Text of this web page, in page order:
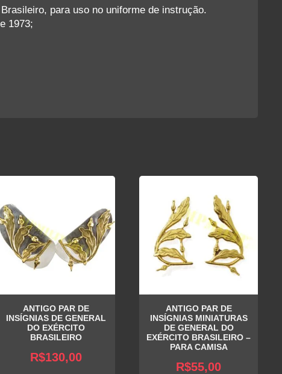
para uso no uniforme de instrução.
1973;
ANTIGO PAR DE
INSÍGNIAS DE GENERAL
DO EXÉRCITO
BRASILEIRO
R$130,00
ANTIGO PAR DE
INSÍGNIAS MINIATURAS
DE GENERAL DO
EXÉRCITO BRASILEIRO –
PARA CAMISA
R$55,00